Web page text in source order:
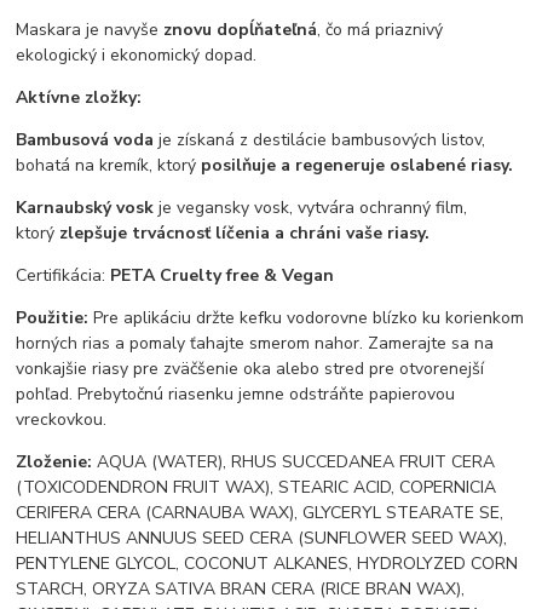
Maskara je navyše znovu dopĺňateľná, čo má priaznivý
ekologický i ekonomický dopad.
Aktívne zložky:
Bambusová vodaje získaná z destilácie bambusových listov,
bohatá na kremík, ktorý posilňuje a regeneruje oslabené riasy.
Karnaubský voskje vegansky vosk, vytvára ochranný film,
ktorý zlepšuje trvácnosť líčenia a chráni vaše riasy.
Certifikácia: PETA Cruelty free & Vegan
Použitie: Pre aplikáciu držte kefku vodorovne blízko ku korienkom
horných rias a pomaly ťahajte smerom nahor. Zamerajte sa na
vonkajšie riasy pre zväčšenie oka alebo stred pre otvorenejší
pohľad. Prebytočnú riasenku jemne odstráňte papierovou
vreckovkou.
Zloženie: AQUA (WATER), RHUS SUCCEDANEA FRUIT CERA
(TOXICODENDRON FRUIT WAX), STEARIC ACID, COPERNICIA
CERIFERA CERA (CARNAUBA WAX), GLYCERYL STEARATE SE,
HELIANTHUS ANNUUS SEED CERA (SUNFLOWER SEED WAX),
PENTYLENE GLYCOL, COCONUT ALKANES, HYDROLYZED CORN
STARCH, ORYZA SATIVA BRAN CERA (RICE BRAN WAX),